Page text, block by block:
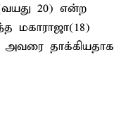
20) என்ற
மகாராஜா(18)
தாக்கியதாக